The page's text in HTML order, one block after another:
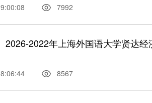
7992
2026-2022年上海外国语大学贤达
8567